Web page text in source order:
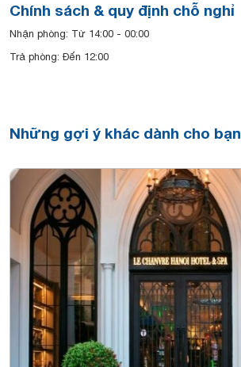
Chính sách & quy định chỗ nghỉ
Nhận phòng: Từ 14:00 - 00:00
Trả phòng: Đến 12:00
Những gợi ý khác dành cho bạn